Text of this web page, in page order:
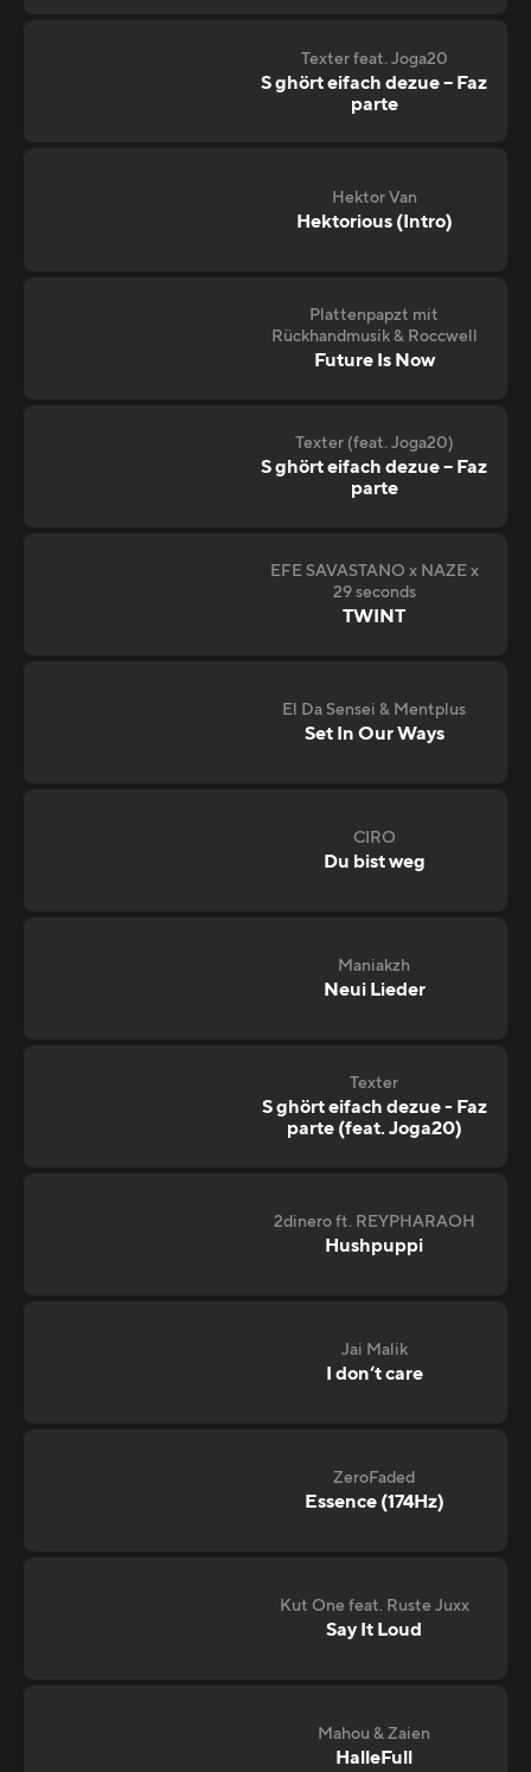
Texter feat. Joga20
S ghört eifach dezue – Faz
parte
Hektor Van
Hektorious (Intro)
Plattenpapzt mit
Rückhandmusik & Roccwell
Future Is Now
Texter (feat. Joga20)
S ghört eifach dezue – Faz
parte
EFE SAVASTANO x NAZE x
29 seconds
TWINT
El Da Sensei & Mentplus
Set In Our Ways
CIRO
Du bist weg
Maniakzh
Neui Lieder
Texter
S ghört eifach dezue - Faz
parte (feat. Joga20)
2dinero ft. REYPHARAOH
Hushpuppi
Jai Malik
I don‘t care
ZeroFaded
Essence (174Hz)
Kut One feat. Ruste Juxx
Say It Loud
Mahou & Zaien
HalleFull